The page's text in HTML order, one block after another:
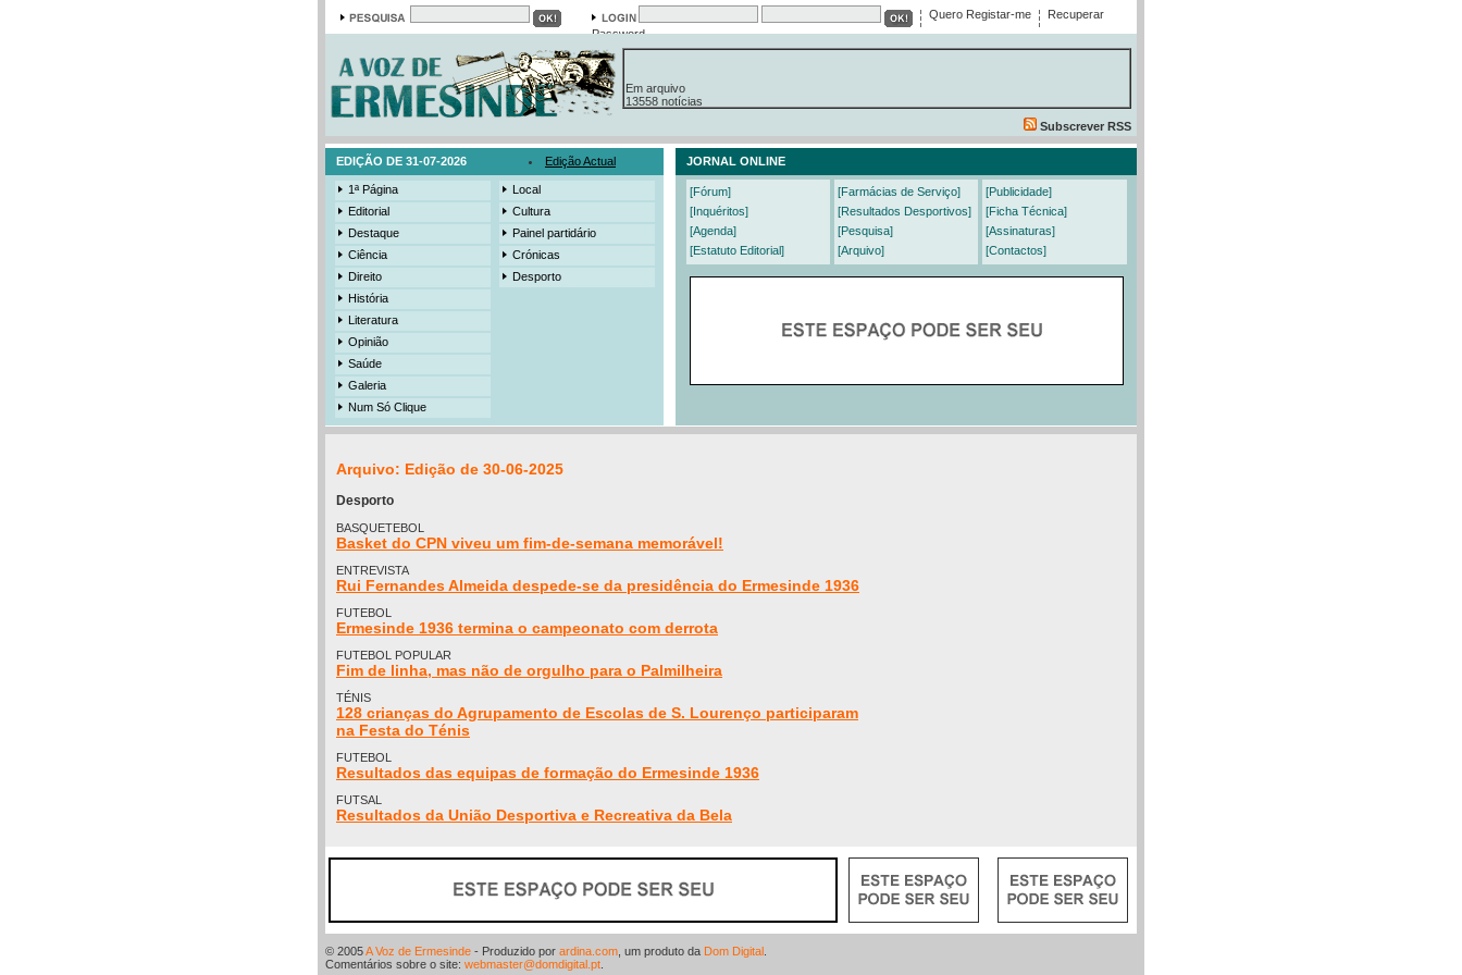
Quero Registar-me
Recuperar
Password
Em arquivo
13558 notícias
19421 fotos
525 registos
Subscrever RSS
EDIÇÃO DE 31-07-2026 Edição Actual JORNAL ONLINE
1ª Página
Editorial
Destaque
Ciência
Direito
História
Literatura
Opinião
Saúde
Galeria
Num Só Clique
Local
Cultura
Painel partidário
Crónicas
Desporto
[Fórum]
[Inquéritos]
[Agenda]
[Estatuto Editorial]
[Farmácias de Serviço]
[Resultados Desportivos]
[Pesquisa]
[Arquivo]
[Publicidade]
[Ficha Técnica]
[Assinaturas]
[Contactos]
Arquivo: Edição de 30-06-2025
Desporto
BASQUETEBOL
Basket do CPN viveu um fim-de-semana memorável!
ENTREVISTA
Rui Fernandes Almeida despede-se da presidência do Ermesinde 1936
FUTEBOL
Ermesinde 1936 termina o campeonato com derrota
FUTEBOL POPULAR
Fim de linha, mas não de orgulho para o Palmilheira
TÉNIS
128 crianças do Agrupamento de Escolas de S. Lourenço participaram
na Festa do Ténis
FUTEBOL
Resultados das equipas de formação do Ermesinde 1936
FUTSAL
Resultados da União Desportiva e Recreativa da Bela
© 2005A Voz de Ermesinde - Produzido por ardina.com , um produto da Dom Digital
Comentários sobre o site: webmaster@domdigital.pt